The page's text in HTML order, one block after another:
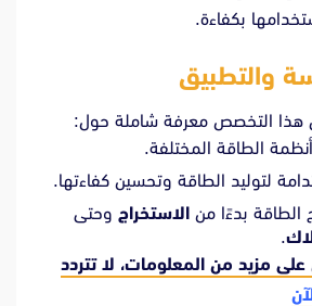
بكفاءة.
والتطبيق
التخصص معرفة شاملة حول:
الطاقة المختلفة.
لتوليد الطاقة وتحسين كفاءتها.
الطاقة بدءًا من الاستخراج وحتى
.
على مزيد من المعلومات، لا تتردد